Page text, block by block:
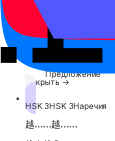
没有……那么:
没有……那么
уровня B по какому-то
Сравнения·
Отрицательные
Предложение
Открыть →
HSK 3HSK 3Наречия
越……越……